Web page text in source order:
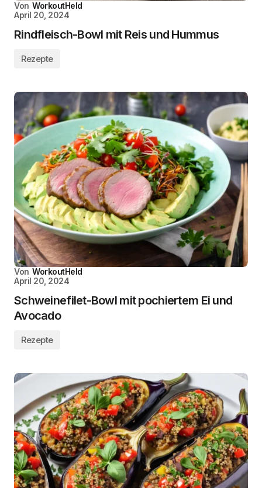
Von WorkoutHeld
April 20, 2024
Rindfleisch-Bowl mit Reis und Hummus
Rezepte
Von WorkoutHeld
April 20, 2024
Schweinefilet-Bowl mit pochiertem Ei und
Avocado
Rezepte